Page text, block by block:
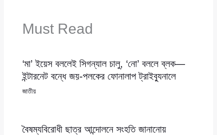
Must Read
‘মা’ ইয়েস বললেই সিগন্যাল চালু, ‘নো’ বললে ব্লক—
ইন্টারনেট বন্ধে জয়-পলকের ফোনালাপ ট্রাইব্যুনালে
জাতীয়
বৈষম্যবিরোধী ছাত্র আন্দোলনে সংহতি জানানোয়